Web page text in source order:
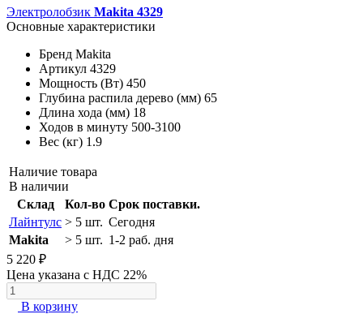
Электролобзик Makita 4329
Основные характеристики
Бренд Makita
Артикул 4329
Мощность (Вт) 450
Глубина распила дерево (мм) 65
Длина хода (мм) 18
Ходов в минуту 500-3100
Вес (кг) 1.9
Наличие товара
В наличии
Склад
Кол-во Срок поставки.
Лайнтулс > 5 шт. Сегодня
Makita
> 5 шт. 1-2 раб. дня
5 220 ₽
Цена указана с НДС 22%
В корзину